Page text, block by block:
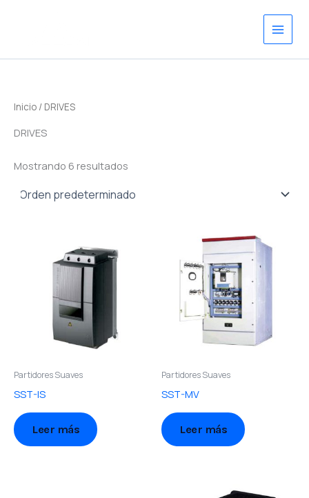
Inicio / DRIVES
DRIVES
Mostrando 6 resultados
Partidores Suaves
SST-IS
Leer más
Partidores Suaves
SST-MV
Leer más